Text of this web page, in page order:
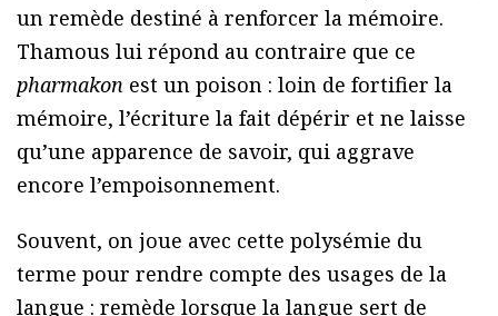
un remède destiné à renforcer la mémoire.
Thamous lui répond au contraire que ce
pharmakon est un poison : loin de fortifier la
mémoire, l’écriture la fait dépérir et ne laisse
qu’une apparence de savoir, qui aggrave
encore l’empoisonnement.
Souvent, on joue avec cette polysémie du
terme pour rendre compte des usages de la
langue : remède lorsque la langue sert de